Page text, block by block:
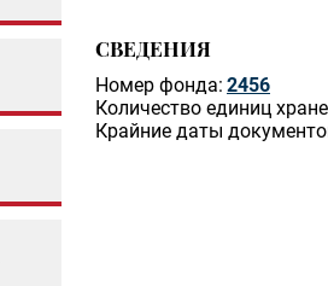
СВЕДЕНИЯ
Номер фонда: 2456
Количество единиц
Крайние даты